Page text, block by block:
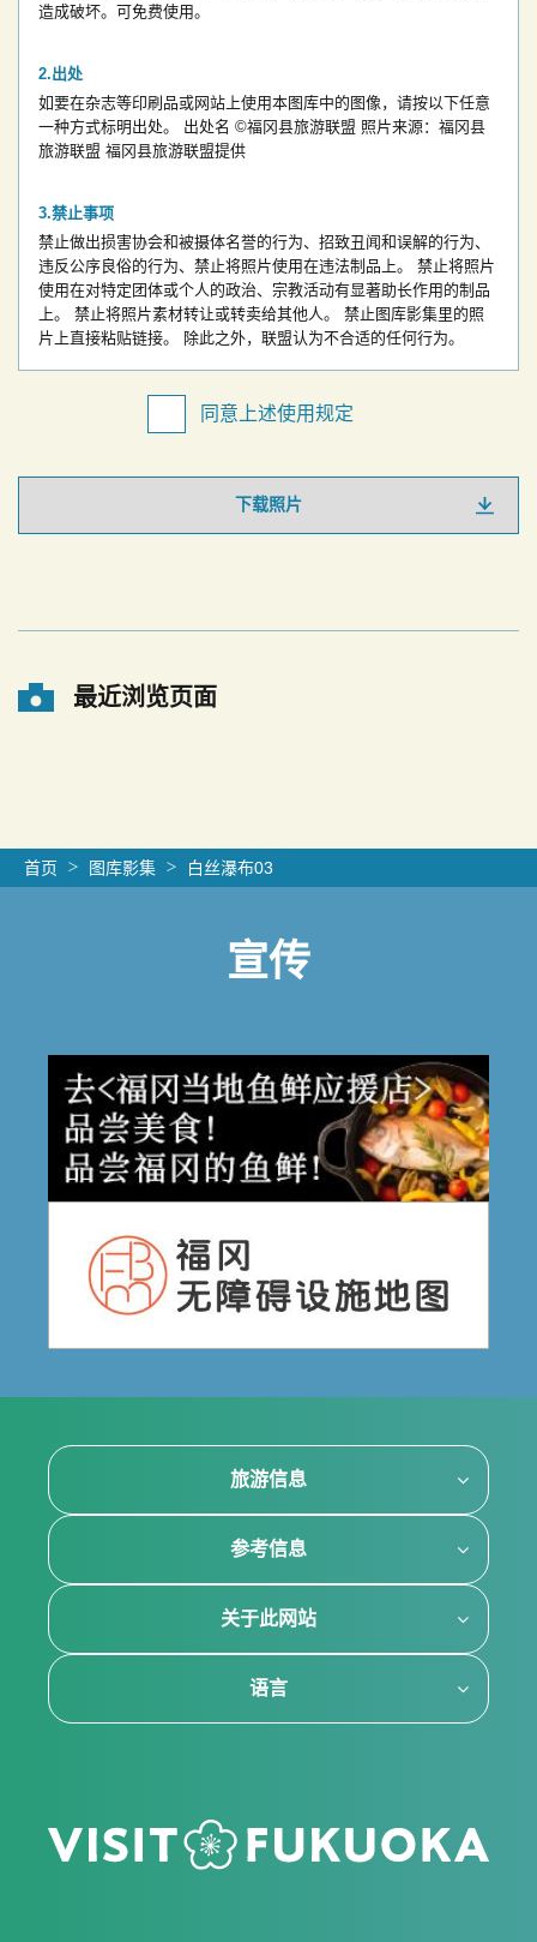
造成破坏。可免费使用。
出处
如要在杂志等印刷品或网站上使用本图库中的图像，请按以下任意
一种方式标明出处。
出处名 ©福冈县旅游联盟 照片来源：福冈县
旅游联盟 福冈县旅游联盟提供
禁止事项
禁止做出损害协会和被摄体名誉的行为、招致丑闻和误解的行为、
违反公序良俗的行为、禁止将照片使用在违法制品上。
禁止将照片
使用在对特定团体或个人的政治、宗教活动有显著助长作用的制品
上。
禁止将照片素材转让或转卖给其他人。
禁止图库影集里的照
片上直接粘贴链接。
除此之外，联盟认为不合适的任何行为。
同意上述使用规定
下载照片
最近浏览页面
首页 图库影集 白丝瀑布03
宣传
旅游信息
参考信息
关于此网站
语言